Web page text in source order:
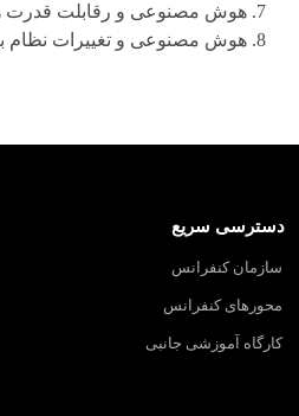
هوش مصنوعی و رقابلت قدرت
هوش مصنوعی و تغییرات نظام
دسترسی سریع
سازمان کنفرانس
محورهای کنفرانس
کارگاه آموزشی جانبی